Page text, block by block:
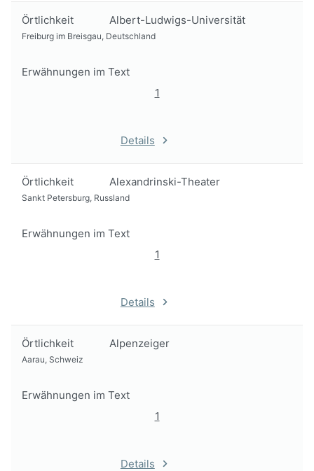
Örtlichkeit Albert-Ludwigs-Universität
Freiburg im Breisgau, Deutschland
Erwähnungen im Text
1
Details
Örtlichkeit Alexandrinski-Theater
Sankt Petersburg, Russland
Erwähnungen im Text
1
Details
Örtlichkeit Alpenzeiger
Aarau, Schweiz
Erwähnungen im Text
1
Details